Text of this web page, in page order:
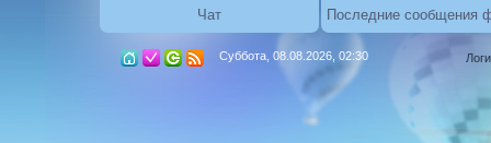
Чат Последние сообщения
Суббота, 08.08.2026, 02:30